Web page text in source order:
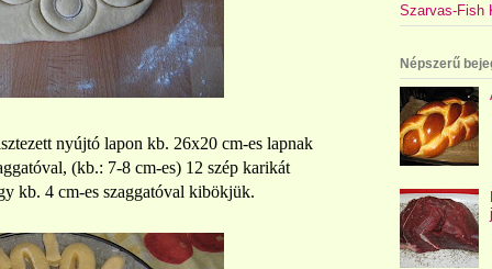
nyújtó lapon kb. 26x20 cm-es lapnak
(kb.: 7-8 cm-es) 12 szép karikát
kb. 4 cm-es szaggatóval kibökjük.
Szarvas-Fish
Népszerű